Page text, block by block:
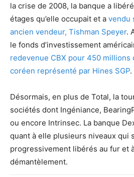
la crise de 2008, la banque a
étages qu’elle occupait et a vendu
ancien vendeur, Tishman Speyer.
le fonds d’investissement
redevenue CBX pour 450 millions
coréen représenté par Hines SGP.
Désormais, en plus de Total, la
sociétés dont Ingéniance,
ou encore Intrinsec. La banque
quant à elle plusieurs niveaux qui
progressivement libérés au fur et
démantèlement.